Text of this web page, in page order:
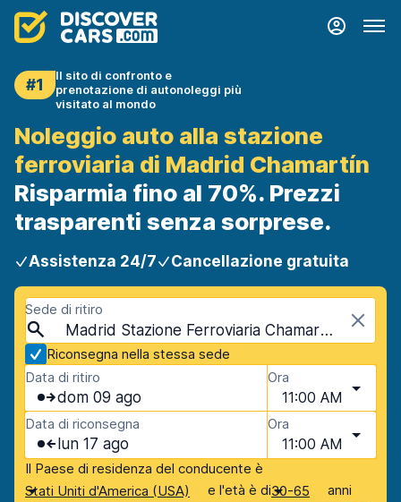
#1
Il sito di confronto e
prenotazione di autonoleggi più
visitato al mondo
Noleggio auto alla stazione
ferroviaria di Madrid Chamartín
Risparmia fino al 70%. Prezzi
trasparenti senza sorprese.
Assistenza 24/7 Cancellazione gratuita
Sede di ritiro
Madrid Stazione Ferroviaria Chamartin, Madrid, Spagna
Riconsegna nella stessa sede
Data di ritiro
dom 09 ago
Ora
11:00 AM
Data di riconsegna
lun 17 ago
Ora
11:00 AM
Il Paese di residenza del conducente è
Stati Uniti d'America (USA)
e l'età è di30-65 anni